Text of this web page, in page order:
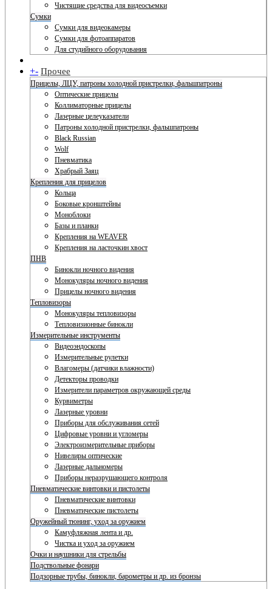
Чистящие средства для видеосъемки
Сумки
Сумки для видеокамеры
Сумки для фотоаппаратов
Для студийного оборудования
+- Прочее
Прицелы, ЛЦУ, патроны холодной пристрелки, фальшпатроны
Оптические прицелы
Коллиматорные прицелы
Лазерные целеуказатели
Патроны холодной пристрелки, фальшпатроны
Black Russian
Wolf
Пневматика
Храбрый Заяц
Крепления для прицелов
Кольца
Боковые кронштейны
Моноблоки
Базы и планки
Крепления на WEAVER
Крепления на ласточкин хвост
ПНВ
Бинокли ночного видения
Монокуляры ночного видения
Прицелы ночного видения
Тепловизоры
Монокуляры тепловизоры
Тепловизионные бинокли
Измерительные инструменты
Видеоэндоскопы
Измерительные рулетки
Влагомеры (датчики влажности)
Детекторы проводки
Измерители параметров окружающей среды
Курвиметры
Лазерные уровни
Приборы для обслуживания сетей
Цифровые уровни и угломеры
Электроизмерительные приборы
Нивелиры оптические
Лазерные дальномеры
Приборы неразрушающего контроля
Пневматические винтовки и пистолеты
Пневматические винтовки
Пневматические пистолеты
Оружейный тюнинг, уход за оружием
Камуфляжная лента и др.
Чистка и уход за оружием
Очки и наушники для стрельбы
Подствольные фонари
Подзорные трубы, бинокли, барометры и др. из бронзы